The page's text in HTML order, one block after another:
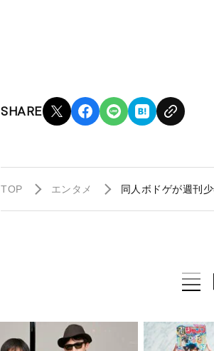
SHARE
TOP エンタメ 同人ボドゲが週刊